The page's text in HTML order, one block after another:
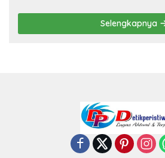
Selengkapnya